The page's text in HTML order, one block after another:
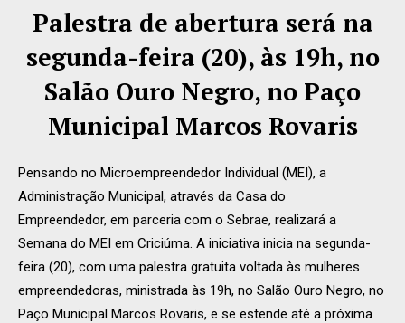
Palestra de abertura será na
segunda-feira (20), às 19h, no
Salão Ouro Negro, no Paço
Municipal Marcos Rovaris
Pensando no Microempreendedor Individual (MEI), a
Administração Municipal, através da Casa do
Empreendedor, em parceria com o Sebrae, realizará a
Semana do MEI em Criciúma. A iniciativa inicia na segunda-
feira (20), com uma palestra gratuita voltada às mulheres
empreendedoras, ministrada às 19h, no Salão Ouro Negro, no
Paço Municipal Marcos Rovaris, e se estende até a próxima